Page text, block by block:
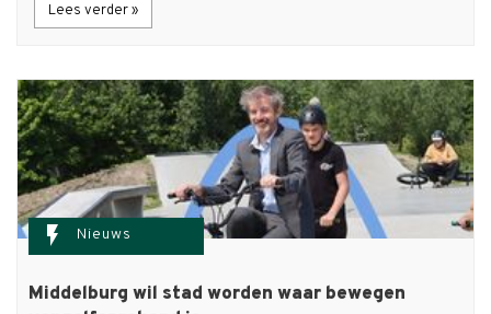
Lees verder »
flash_on Nieuws
Middelburg wil stad worden waar bewegen